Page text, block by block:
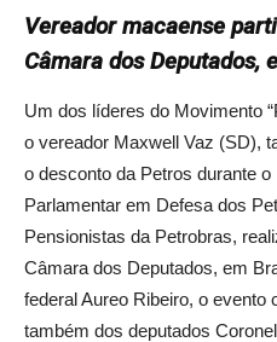
Vereador macaense
Câmara dos Deputados,
Um dos líderes do Movimento
o vereador Maxwell Vaz (SD),
o desconto da Petros durante
Parlamentar em Defesa dos
Pensionistas da Petrobras,
Câmara dos Deputados, em
federal Aureo Ribeiro, o evento
também dos deputados